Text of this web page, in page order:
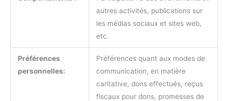
autres activités, publications sur
les médias sociaux et sites web,
etc.
Préférences
personnelles:
Préférences quant aux modes de
communication, en matière
caritative, dons effectués, reçus
fiscaux pour dons, promesses de